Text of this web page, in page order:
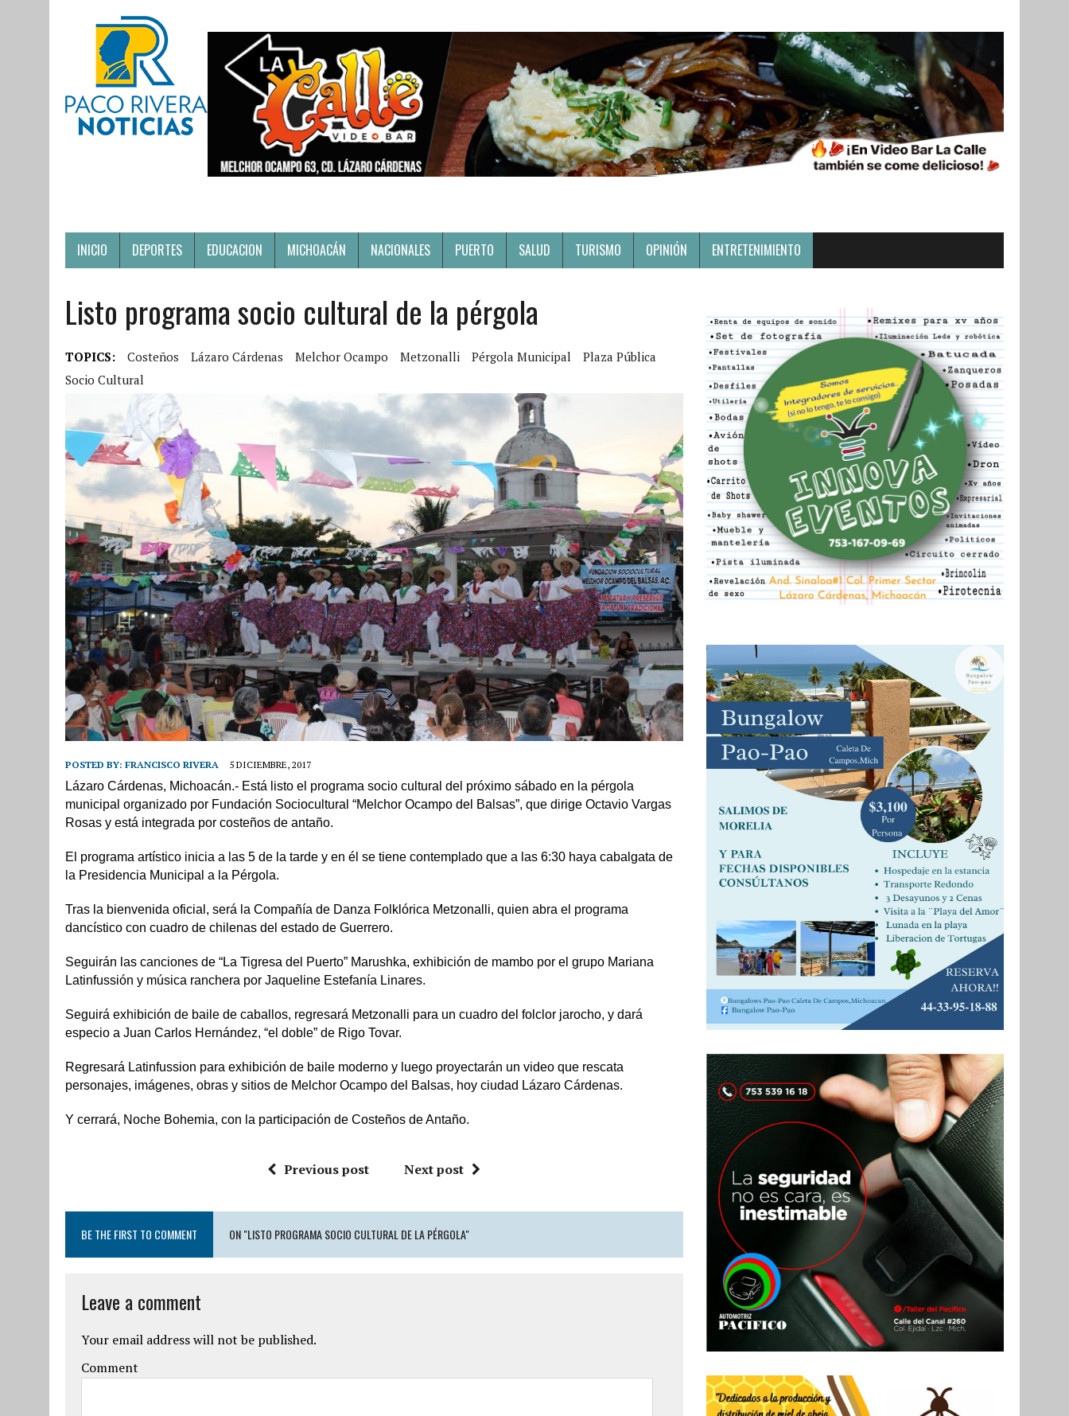
INICIO DEPORTES EDUCACION MICHOACÁN NACIONALES PUERTO SALUD TURISMO OPINIÓN ENTRETENIMIENTO
Listo programa socio cultural de la pérgola
TOPICS: Costeños Lázaro Cárdenas Melchor Ocampo Metzonalli Pérgola Municipal
Plaza Pública
Socio Cultural
POSTED BY: FRANCISCO RIVERA 5 DICIEMBRE, 2017
Lázaro Cárdenas, Michoacán.- Está listo el programa socio cultural del próximo sábado en la pérgola
municipal organizado por Fundación Sociocultural “Melchor Ocampo del Balsas”, que dirige Octavio Vargas
Rosas y está integrada por costeños de antaño.
El programa artístico inicia a las 5 de la tarde y en él se tiene contemplado que a las 6:30 haya cabalgata de
la Presidencia Municipal a la Pérgola.
Tras la bienvenida oficial, será la Compañía de Danza Folklórica Metzonalli, quien abra el programa
dancístico con cuadro de chilenas del estado de Guerrero.
Seguirán las canciones de “La Tigresa del Puerto” Marushka, exhibición de mambo por el grupo Mariana
Latinfussión y música ranchera por Jaqueline Estefanía Linares.
Seguirá exhibición de baile de caballos, regresará Metzonalli para un cuadro del folclor jarocho, y dará
especio a Juan Carlos Hernández, “el doble” de Rigo Tovar.
Regresará Latinfussion para exhibición de baile moderno y luego proyectarán un video que rescata
personajes, imágenes, obras y sitios de Melchor Ocampo del Balsas, hoy ciudad Lázaro Cárdenas.
Y cerrará, Noche Bohemia, con la participación de Costeños de Antaño.
Previous post Next post
BE THE FIRST TO COMMENT ON "LISTO PROGRAMA SOCIO CULTURAL DE LA PÉRGOLA"
Leave a comment
Your email address will not be published.
Comment